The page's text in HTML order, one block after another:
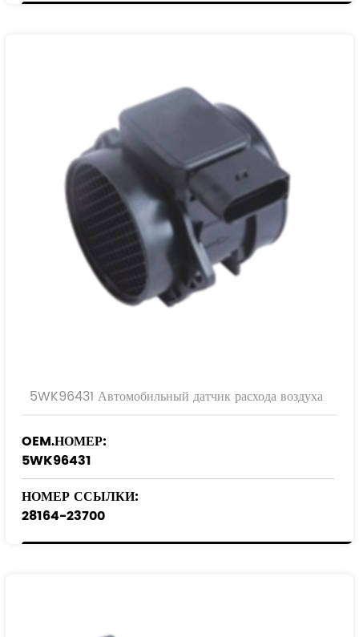
5WK96431 Автомобильный датчик расхода воздуха
OEM.НОМЕР:
5WK96431
НОМЕР ССЫЛКИ:
28164-23700